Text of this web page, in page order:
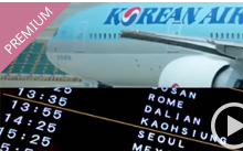
PREMIUM